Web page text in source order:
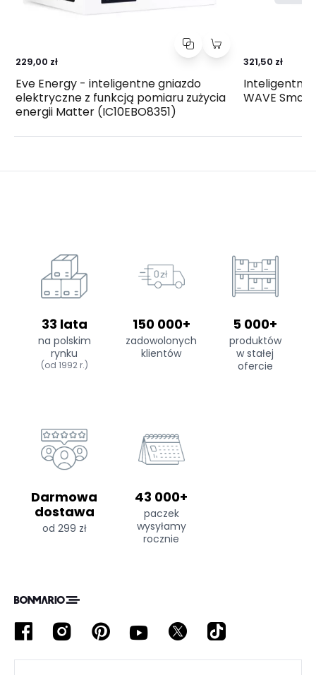
229,00 zł
Eve Energy - inteligentne gniazdo
elektryczne z funkcją pomiaru zużycia
energii Matter (IC10EBO8351)
321,50 zł
Inteligentna
WAVE
33 lata
na polskim
rynku
(od 1992 r.)
150 000+
zadowolonych
klientów
5 000+
produktów
w stałej
ofercie
Darmowa
dostawa
od 299 zł
43 000+
paczek
wysyłamy
rocznie